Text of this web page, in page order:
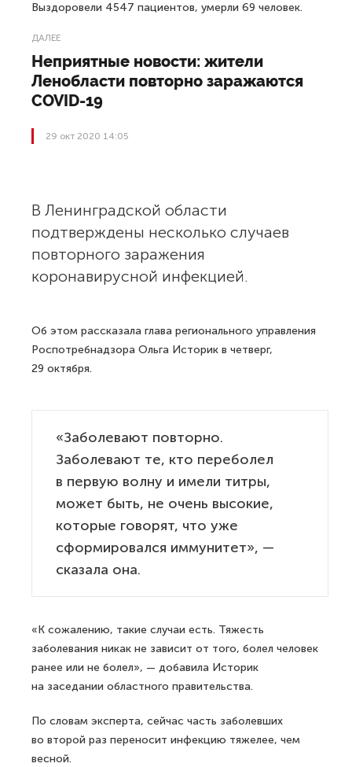
Выздоровели 4547 пациентов, умерли 69 человек.
ДАЛЕЕ
Неприятные новости: жители
Ленобласти повторно заражаются
COVID-19
29 окт 2020 14:05
В Ленинградской области
подтверждены несколько случаев
повторного заражения
коронавирусной инфекцией.
Об этом рассказала глава регионального управления
Роспотребнадзора Ольга Историк в четверг,
29 октября.
«Заболевают повторно.
Заболевают те, кто переболел
в первую волну и имели титры,
может быть, не очень высокие,
которые говорят, что уже
сформировался иммунитет», —
сказала она.
«К сожалению, такие случаи есть. Тяжесть
заболевания никак не зависит от того, болел человек
ранее или не болел», — добавила Историк
на заседании областного правительства.
По словам эксперта, сейчас часть заболевших
во второй раз переносит инфекцию тяжелее, чем
весной.